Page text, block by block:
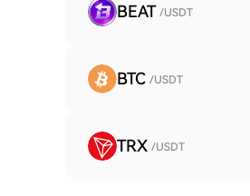
BEAT /USDT
BTC /USDT
TRX /USDT